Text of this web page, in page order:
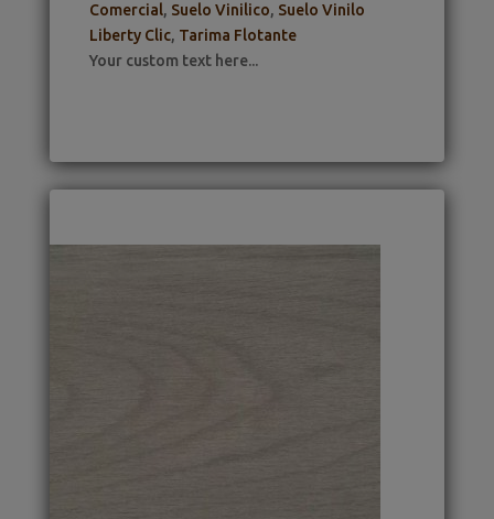
Comercial, Suelo Vinilico, Suelo Vinilo
Liberty Clic, Tarima Flotante
Your custom text here...